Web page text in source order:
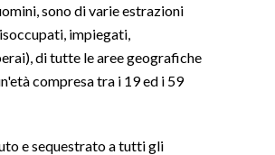
sono di varie estrazioni
impiegati,
di tutte le aree geografiche
compresa tra i 19 ed i 59
e sequestrato a tutti gli